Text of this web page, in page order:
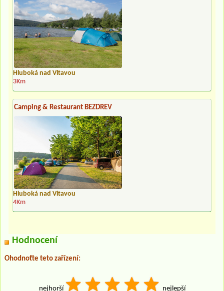
Hluboká nad Vltavou
3Km
Camping & Restaurant BEZDREV
Hluboká nad Vltavou
4Km
Hodnocení
Ohodnoťte teto zařízení:
nejhorší nejlepší